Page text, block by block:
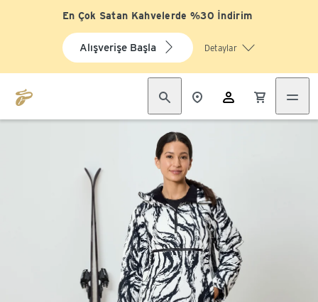
En Çok Satan Kahvelerde %30 İndirim
Alışverişe Başla Detaylar